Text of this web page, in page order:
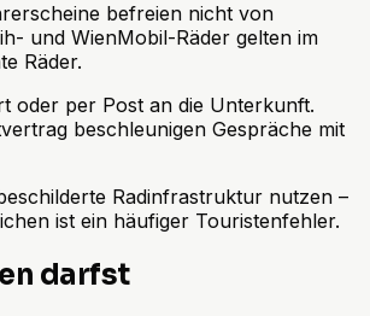
befreien nicht von
und WienMobil-Räder gelten im
Räder.
oder per Post an die Unterkunft.
beschleunigen Gespräche mit
Radinfrastruktur nutzen –
ist ein häufiger Touristenfehler.
darfst